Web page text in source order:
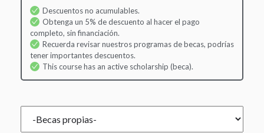
Descuentos no acumulables.
Obtenga un 5% de descuento al hacer el pago
completo, sin financiación.
Recuerda revisar nuestros programas de becas, podrías
tener importantes descuentos.
This course has an active scholarship (beca).